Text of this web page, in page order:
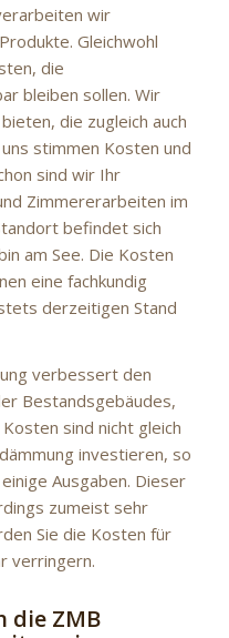
wir
Gleichwohl
die
bleiben sollen. Wir
die zugleich auch
stimmen Kosten und
sind wir Ihr
Zimmererarbeiten im
befindet sich
am See. Die Kosten
eine fachkundig
derzeitigen Stand
verbessert den
Bestandsgebäudes,
sind nicht gleich
investieren, so
Ausgaben. Dieser
zumeist sehr
Sie die Kosten für
verringern.
die ZMB